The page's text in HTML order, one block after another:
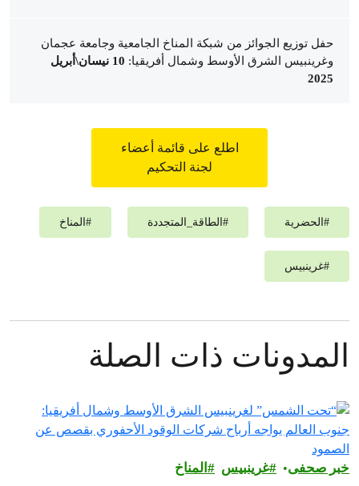
حفل توزيع الجوائز من شبكة المناخ الجامعية وجامعة عجمان
وغرينبيس الشرق الأوسط وشمال أفريقيا: 10 نيسان\أبريل
2025
اطلع على قائمة أعضاء
لجنة التحكيم
# الحضرية # الطاقة_المتجددة # المناخ
#غرينبيس‎
المدونات ذات الصلة
خبر صحفى غرينبيس‎ المناخ